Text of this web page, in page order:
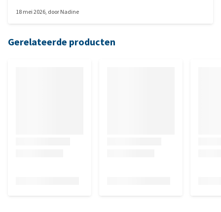
ik nu het mondwater aangeschaft. De hondjes drinken het zonder
18 mei 2026, doorNadine
Gerelateerde producten